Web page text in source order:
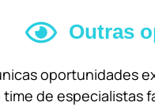
Outras
oportunidades
de especialistas